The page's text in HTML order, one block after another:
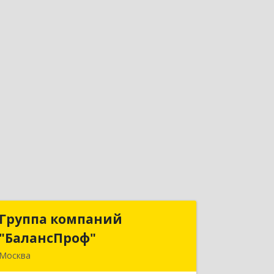
Группа компаний
"БалансПроф"
Москва
Группа компаний
"БалансПроф"